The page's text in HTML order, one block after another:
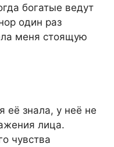
богатые ведут
один раз
меня стоящую
её знала, у неё не
лица.
чувства